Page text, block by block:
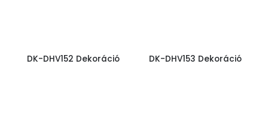
DK-DHV152 Dekoráció DK-DHV153 Dekoráció